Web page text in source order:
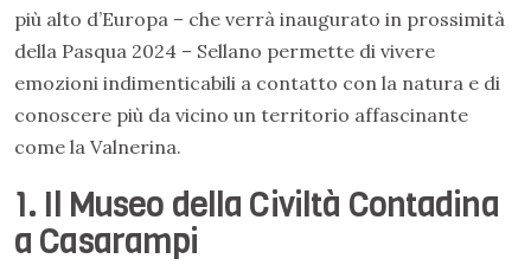
più alto d’Europa – che verrà inaugurato in prossimità
della Pasqua 2024 – Sellano permette di vivere
emozioni indimenticabili a contatto con la natura e di
conoscere più da vicino un territorio affascinante
come la Valnerina.
1. Il Museo della Civiltà Contadina
a Casarampi